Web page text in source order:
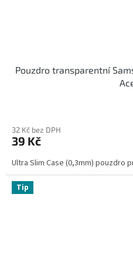
Pouzdro transparentní
32 Kč bez DPH
39 Kč
Ultra Slim Case (0,3mm) pouzdro
Tip